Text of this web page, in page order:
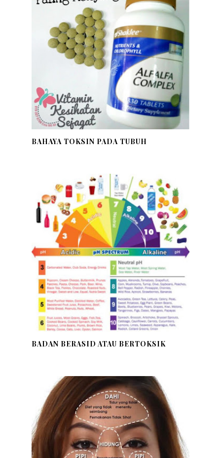
BAHAYA TOKSIN PADA TUBUH
BADAN BERASID ATAU BERTOKSIK